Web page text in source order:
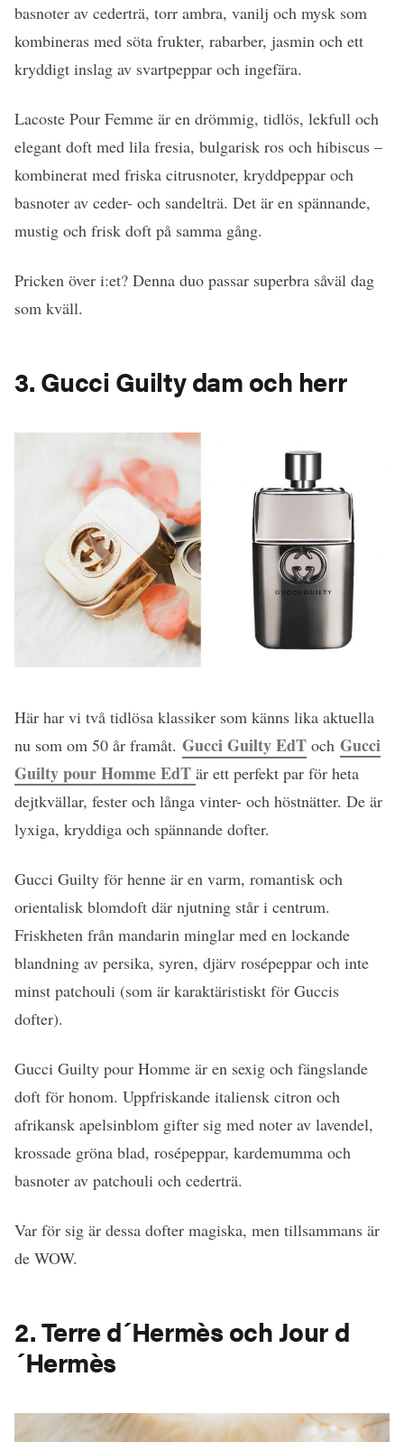
basnoter av cederträ, torr ambra, vanilj och mysk som
kombineras med söta frukter, rabarber, jasmin och ett
kryddigt inslag av svartpeppar och ingefära.
Lacoste Pour Femme är en drömmig, tidlös, lekfull och
elegant doft med lila fresia, bulgarisk ros och hibiscus –
kombinerat med friska citrusnoter, kryddpeppar och
basnoter av ceder- och sandelträ. Det är en spännande,
mustig och frisk doft på samma gång.
Pricken över i:et? Denna duo passar superbra såväl dag
som kväll.
3. Gucci Guilty dam och herr
Här har vi två tidlösa klassiker som känns lika aktuella
nu som om 50 år framåt. Gucci Guilty EdT och Gucci
Guilty pour Homme EdT är ett perfekt par för heta
dejtkvällar, fester och långa vinter- och höstnätter. De är
lyxiga, kryddiga och spännande dofter.
Gucci Guilty för henne är en varm, romantisk och
orientalisk blomdoft där njutning står i centrum.
Friskheten från mandarin minglar med en lockande
blandning av persika, syren, djärv rosépeppar och inte
minst patchouli (som är karaktäristiskt för Guccis
dofter).
Gucci Guilty pour Homme är en sexig och fängslande
doft för honom. Uppfriskande italiensk citron och
afrikansk apelsinblom gifter sig med noter av lavendel,
krossade gröna blad, rosépeppar, kardemumma och
basnoter av patchouli och cederträ.
Var för sig är dessa dofter magiska, men tillsammans är
de WOW.
2. Terre d´Hermès och Jour d
´Hermès